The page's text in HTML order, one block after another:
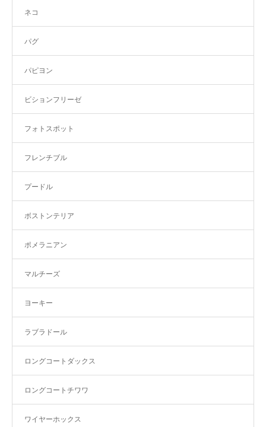
ネコ
パグ
パピヨン
ビションフリーゼ
フォトスポット
フレンチブル
プードル
ボストンテリア
ポメラニアン
マルチーズ
ヨーキー
ラブラドール
ロングコートダックス
ロングコートチワワ
ワイヤーホックス